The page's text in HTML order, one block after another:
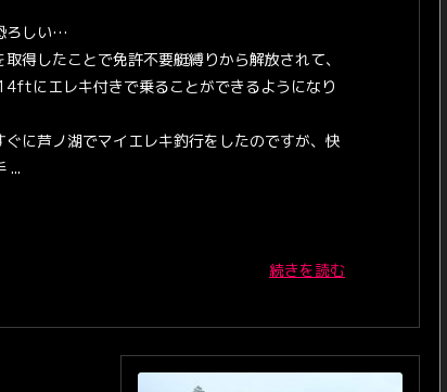
ろしい…
得したことで免許不要艇縛りから解放されて、
にエレキ付きで乗ることができるようになり
ぐに芦ノ湖でマイエレキ釣行をしたのですが、快
...
続きを読む